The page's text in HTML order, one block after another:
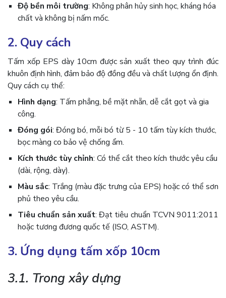
Độ bền môi trường: Không phân hủy sinh học, kháng hóa
chất và không bị nấm mốc.
2. Quy cách
Tấm xốp EPS dày 10cm được sản xuất theo quy trình đúc
khuôn định hình, đảm bảo độ đồng đều và chất lượng ổn định.
Quy cách cụ thể:
Hình dạng: Tấm phẳng, bề mặt nhẵn, dễ cắt gọt và gia
công.
Đóng gói: Đóng bó, mỗi bó từ 5 - 10 tấm tùy kích thước,
bọc màng co bảo vệ chống ẩm.
Kích thước tùy chỉnh: Có thể cắt theo kích thước yêu cầu
(dài, rộng, dày).
Màu sắc: Trắng (màu đặc trưng của EPS) hoặc có thể sơn
phủ theo yêu cầu.
Tiêu chuẩn sản xuất: Đạt tiêu chuẩn TCVN 9011:2011
hoặc tương đương quốc tế (ISO, ASTM).
3. Ứng dụng tấm xốp 10cm
3.1. Trong xây dựng